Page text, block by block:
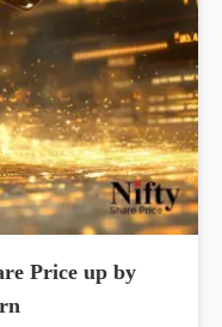
Price up by